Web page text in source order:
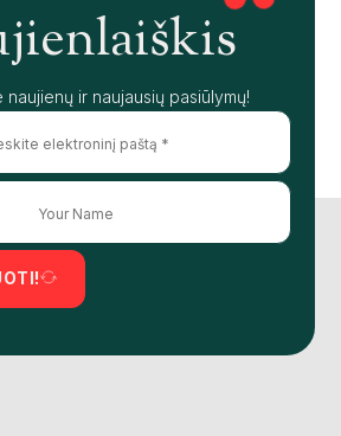
naujienų ir naujausių pasiūlymų!